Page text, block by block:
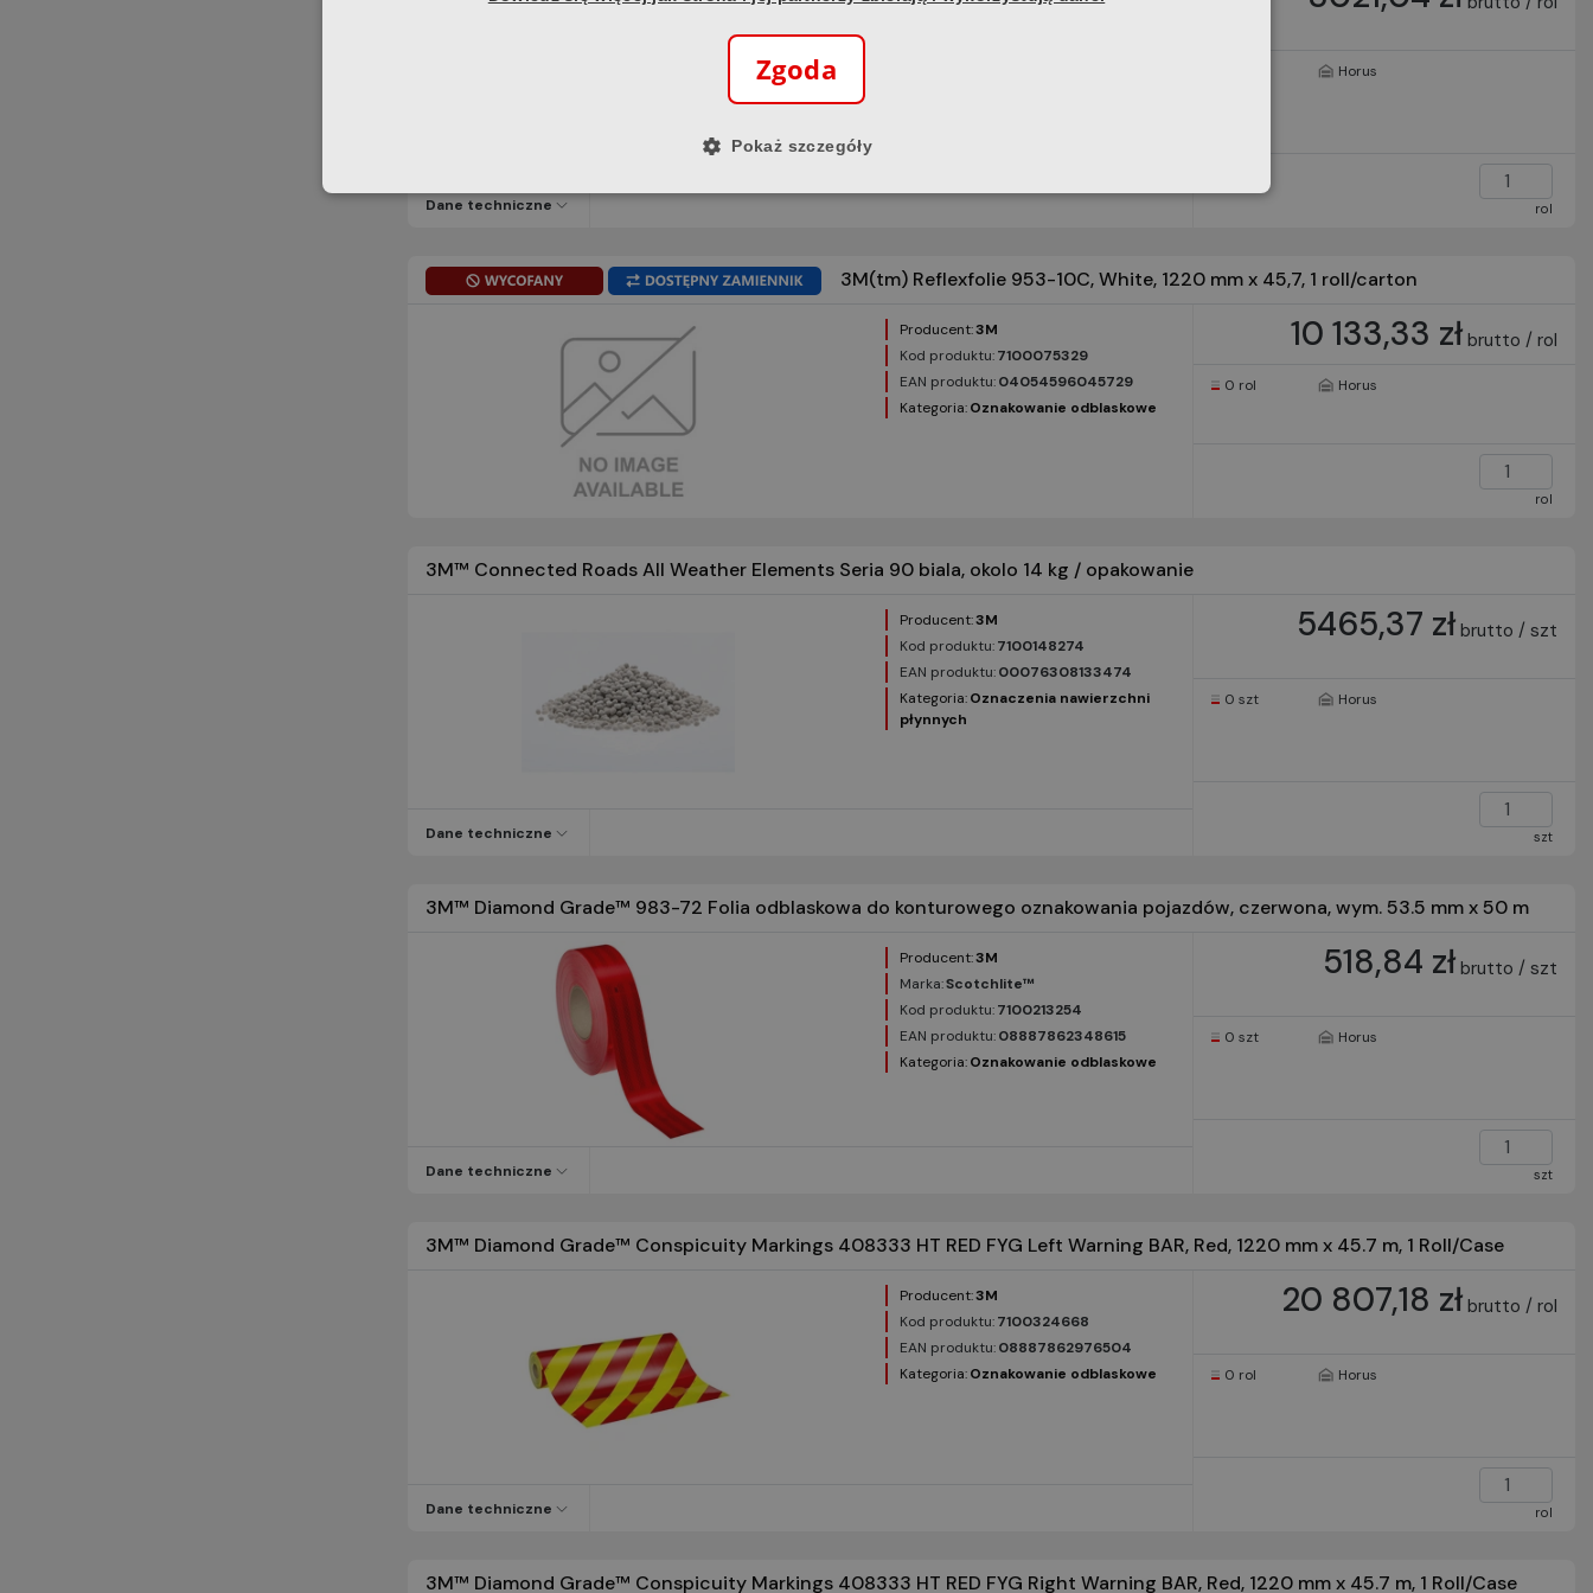
Dane techniczne
Horus
rol
3M(tm) Reflexfolie 953-10C, White, 1220 mm x 45,7, 1 roll/carton
Producent:3M
Kod produktu:7100075329
EAN produktu:04054596045729
Kategoria:Oznakowanie odblaskowe
10 133,33 zł brutto / rol
0 rol Horus
rol
3M™ Connected Roads All Weather Elements Seria 90 biala, okolo 14 kg / opakowanie
Producent:3M
Kod produktu:7100148274
EAN produktu:00076308133474
Kategoria:Oznaczenia nawierzchni
płynnych
Dane techniczne
5465,37 zł brutto / szt
0 szt Horus
szt
3M™ Diamond Grade™ 983-72 Folia odblaskowa do konturowego oznakowania pojazdów, czerwona, wym. 53.5 mm x 50 m
Producent:3M
Marka:Scotchlite™
Kod produktu:7100213254
EAN produktu:08887862348615
Kategoria:Oznakowanie odblaskowe
Dane techniczne
518,84 zł brutto / szt
0 szt Horus
szt
3M™ Diamond Grade™ Conspicuity Markings 408333 HT RED FYG Left Warning BAR, Red, 1220 mm x 45.7 m, 1 Roll/Case
Producent:3M
Kod produktu:7100324668
EAN produktu:08887862976504
Kategoria:Oznakowanie odblaskowe
Dane techniczne
20 807,18 zł brutto / rol
0 rol Horus
rol
3M™ Diamond Grade™ Conspicuity Markings 408333 HT RED FYG Right Warning BAR, Red, 1220 mm x 45.7 m, 1 Roll/Case
Zgoda
Pokaż szczegóły